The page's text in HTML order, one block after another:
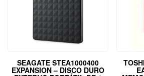
SEAGATE STEA1000400
EXPANSION – DISCO DURO